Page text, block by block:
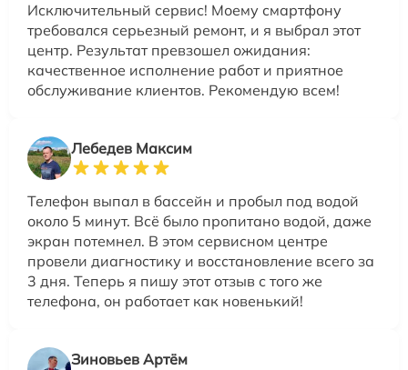
Исключительный сервис! Моему смартфону
требовался серьезный ремонт, и я выбрал этот
центр. Результат превзошел ожидания:
качественное исполнение работ и приятное
обслуживание клиентов. Рекомендую всем!
Лебедев Максим
Телефон выпал в бассейн и пробыл под водой
около 5 минут. Всё было пропитано водой, даже
экран потемнел. В этом сервисном центре
провели диагностику и восстановление всего за
3 дня. Теперь я пишу этот отзыв с того же
телефона, он работает как новенький!
Зиновьев Артём